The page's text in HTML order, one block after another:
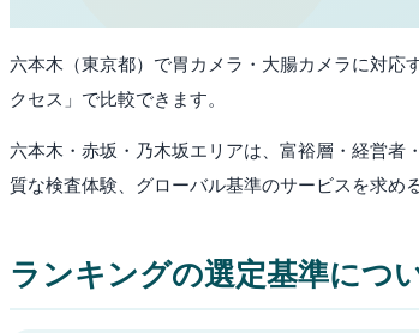
六本木 （東京都）で胃カメラ・大腸カメラに対応
クセス」で比較できます。
六本木・赤坂・乃木坂エリアは、富裕層・経営者
質な検査体験、グローバル基準のサービスを求め
ランキングの選定基準につ